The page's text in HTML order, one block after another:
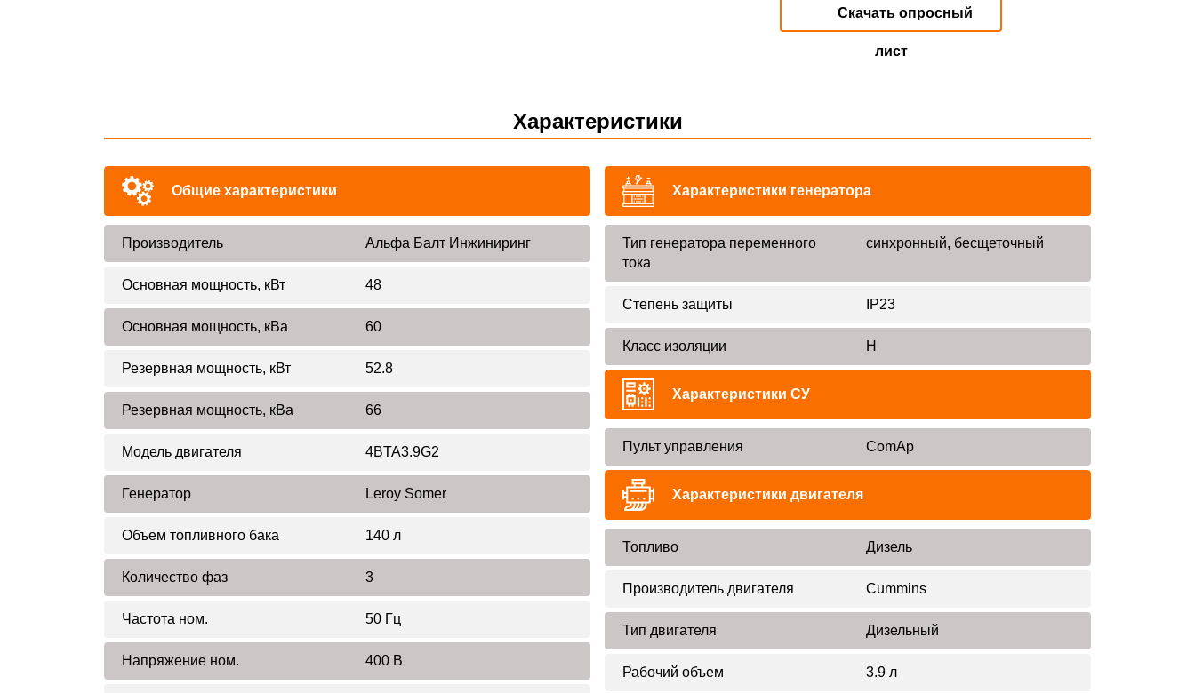
Скачать опросный
лист
Характеристики
Общие характеристики
Производитель Альфа Балт Инжиниринг
Основная мощность, кВт 48
Основная мощность, кВа 60
Резервная мощность, кВт 52.8
Резервная мощность, кВа 66
Модель двигателя 4BTA3.9G2
Генератор Leroy Somer
Объем топливного бака 140 л
Количество фаз 3
Частота ном. 50 Гц
Напряжение ном. 400 В
Характеристики генератора
Тип генератора переменного
тока
синхронный, бесщеточный
Степень защиты IP23
Класс изоляции H
Характеристики СУ
Пульт управления ComAp
Характеристики двигателя
Топливо Дизель
Производитель двигателя Cummins
Тип двигателя Дизельный
Рабочий объем 3.9 л